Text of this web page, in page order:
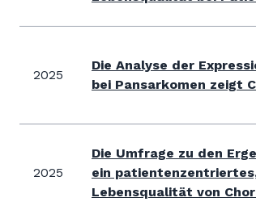
2025
Die Analyse der
bei Pansarkomen zeigt
2025
Die Umfrage zu den
ein
Lebensqualität von